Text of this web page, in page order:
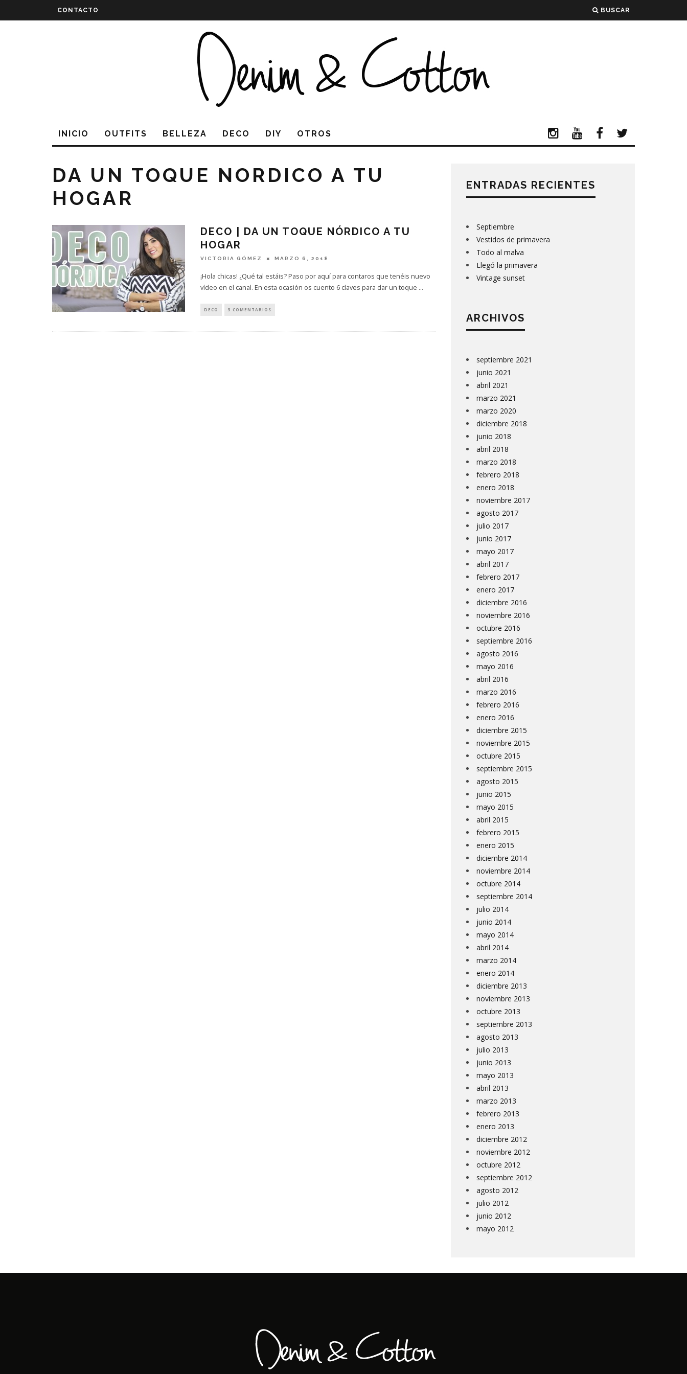
CONTACTO BUSCAR
INICIO OUTFITS BELLEZA DECO DIY OTROS
DA UN TOQUE NORDICO A TU
HOGAR
DECO | DA UN TOQUE NÓRDICO A TU
HOGAR
VICTORIA GÓMEZ MARZO 6, 2018
¡Hola chicas! ¿Qué tal estáis? Paso por aquí para contaros que tenéis nuevo
vídeo en el canal. En esta ocasión os cuento 6 claves para dar un toque ...
DECO 3 COMENTARIOS
ENTRADAS RECIENTES
Septiembre
Vestidos de primavera
Todo al malva
Llegó la primavera
Vintage sunset
ARCHIVOS
septiembre 2021
junio 2021
abril 2021
marzo 2021
marzo 2020
diciembre 2018
junio 2018
abril 2018
marzo 2018
febrero 2018
enero 2018
noviembre 2017
agosto 2017
julio 2017
junio 2017
mayo 2017
abril 2017
febrero 2017
enero 2017
diciembre 2016
noviembre 2016
octubre 2016
septiembre 2016
agosto 2016
mayo 2016
abril 2016
marzo 2016
febrero 2016
enero 2016
diciembre 2015
noviembre 2015
octubre 2015
septiembre 2015
agosto 2015
junio 2015
mayo 2015
abril 2015
febrero 2015
enero 2015
diciembre 2014
noviembre 2014
octubre 2014
septiembre 2014
julio 2014
junio 2014
mayo 2014
abril 2014
marzo 2014
enero 2014
diciembre 2013
noviembre 2013
octubre 2013
septiembre 2013
agosto 2013
julio 2013
junio 2013
mayo 2013
abril 2013
marzo 2013
febrero 2013
enero 2013
diciembre 2012
noviembre 2012
octubre 2012
septiembre 2012
agosto 2012
julio 2012
junio 2012
mayo 2012